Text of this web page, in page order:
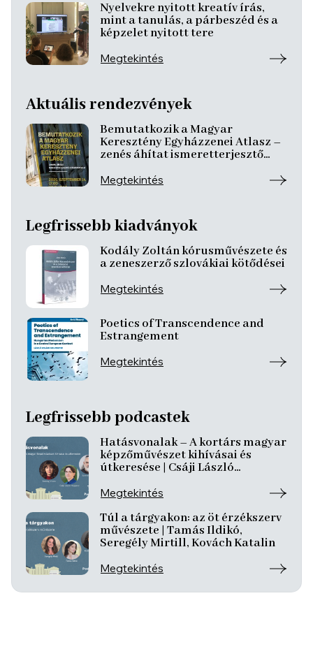
Nyelvekre nyitott kreatív írás,
mint a tanulás, a párbeszéd és a
képzelet nyitott tere
Megtekintés
Aktuális rendezvények
Bemutatkozik a Magyar
Keresztény Egyházzenei Atlasz –
zenés áhítat ismeretterjesztő
Megtekintés
Legfrissebb kiadványok
Kodály Zoltán kórusművészete és
a zeneszerző szlovákiai kötődései
Megtekintés
Poetics of Transcendence and
Estrangement
Megtekintés
Legfrissebb podcastek
Hatásvonalak – A kortárs magyar
képzőművészet kihívásai és
útkeresése | Csáji László
József
Megtekintés
Túl a tárgyakon: az öt érzékszerv
művészete | Tamás Ildikó,
Seregély Mirtill, Kovách Katalin
Megtekintés